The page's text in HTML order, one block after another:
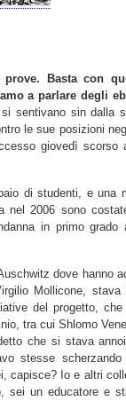
Basta con
a parlare degli
sentivano sin dalla
le sue posizioni
giovedì scorso
di studenti, e una
nel 2006 sono
in primo
dove hanno
Mollicone, stava
del progetto, che
tra cui Shlomo
che si stava
stesse
capisce? Io e altri
sei un educatore e